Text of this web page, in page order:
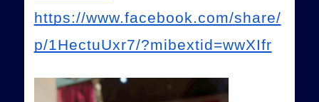
https://www.facebook.com/share/
p/1HectuUxr7/?mibextid=wwXIfr